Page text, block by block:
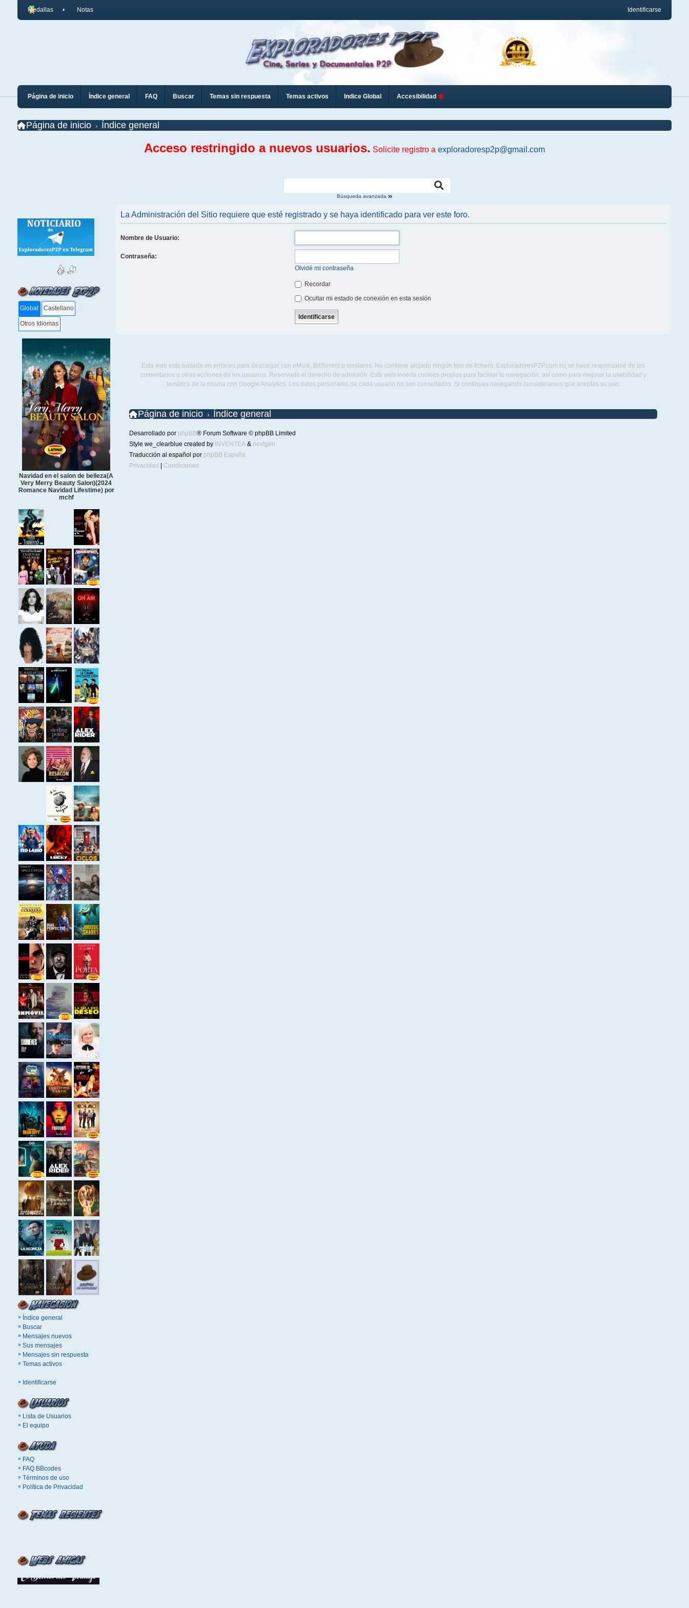
Identificarse
Medallas Notas
Página de inicio Índice general FAQ Buscar Temas sin respuesta Temas activos Indice Global Accesibilidad
Página de inicio Índice general
Acceso restringido a nuevos usuarios. Solicite registro a exploradoresp2p@gmail.com
Búsqueda avanzada
Global Castellano
Otros Idiomas
Navidad en el salon de belleza(A
Very Merry Beauty Salon)(2024
Romance Navidad Lifestime) por
mchf
Índice general
Buscar
Mensajes nuevos
Sus mensajes
Mensajes sin respuesta
Temas activos
Identificarse
Lista de Usuarios
El equipo
FAQ
FAQ BBcodes
Términos de uso
Política de Privacidad
La Administración del Sitio requiere que esté registrado y se haya identificado para ver este foro.
Nombre de Usuario:
Contraseña:
Olvidé mi contraseña
Recordar
Ocultar mi estado de conexión en esta sesión
Esta web está basada en enlaces para descargar con eMule, BitTorrent o similares. No contiene alojado ningún tipo de fichero. ExploradoresP2P.com no se hace responsable de los
comentarios u otras acciones de los usuarios. Reservado el derecho de admisión. Esta web inserta cookies propias para facilitar tu navegación, así como para mejorar la usabilidad y
temática de la misma con Google Analytics. Los datos personales de cada usuario no son consultados. Si continuas navegando consideramos que aceptas su uso.
Página de inicio Índice general
Desarrollado por phpBB® Forum Software © phpBB Limited
Style we_clearblue created by INVENTEA& nextgen
Traducción al español por phpBB España
Privacidad
Condiciones